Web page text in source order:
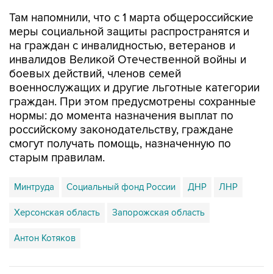
Там напомнили, что с 1 марта общероссийские
меры социальной защиты распространятся и
на граждан с инвалидностью, ветеранов и
инвалидов Великой Отечественной войны и
боевых действий, членов семей
военнослужащих и другие льготные категории
граждан. При этом предусмотрены сохранные
нормы: до момента назначения выплат по
российскому законодательству, граждане
смогут получать помощь, назначенную по
старым правилам.
Минтруда Социальный фонд России ДНР ЛНР
Херсонская область Запорожская область
Антон Котяков